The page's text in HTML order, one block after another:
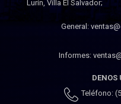
Lurín, Villa El Salvador;
General:
Informes:
Teléfono: